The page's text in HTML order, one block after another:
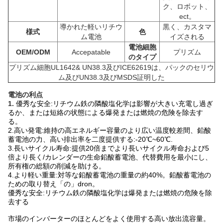
ク、ロボット、
ect。
様式
導かれた軽いリチウ
ム電池
色
黒く、カスタマ
イズされる
OEM/ODM
Accepatable
電池細胞
のタイプ
プリズム
プリズム細胞UL1642& UN38.3及びICE62619は、パックのセリウ
ム及びUN38.3及びMSDS証明した
電池の利点
1. 優秀な安全:リチウム鉄の隣酸塩化学は影響が大きい充電し過ぎ
るか、または短絡の状態による爆発または燃焼の危険を除去す
る。
2.高い発電:維持の高エネルギー容量のより広い温度較差間、鉛酸
蓄電池の力、高い排出率を二度提供する:-20℃~60℃.
3.長いサイクル寿命:提供20倍までより長いサイクル寿命および5
倍より長く/カレンダーの生命鉛酸蓄電池、代替費用を最小にし、
所有権の総額の削減を助ける。
4.より軽い重量:対等な鉛酸蓄電池の重量の約40%。鉛酸蓄電池の
ための取り替え「の」dron。
優秀な安全:リチウム鉄の隣酸塩化学は爆発または燃焼の危険を除
去する
市場のインバーターのほとんどをよく使用する高い放出流容量。